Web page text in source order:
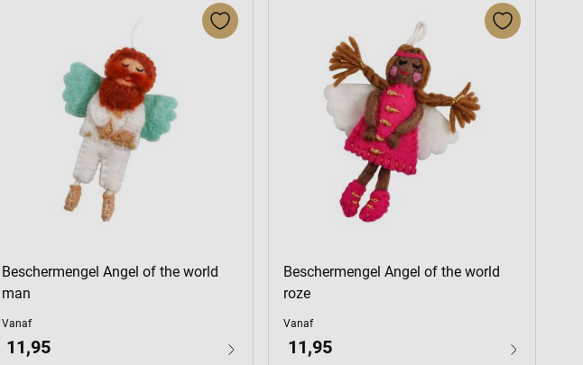
Beschermengel Angel of the world
man
Vanaf
11,95
Beschermengel Angel of the world
roze
Vanaf
11,95